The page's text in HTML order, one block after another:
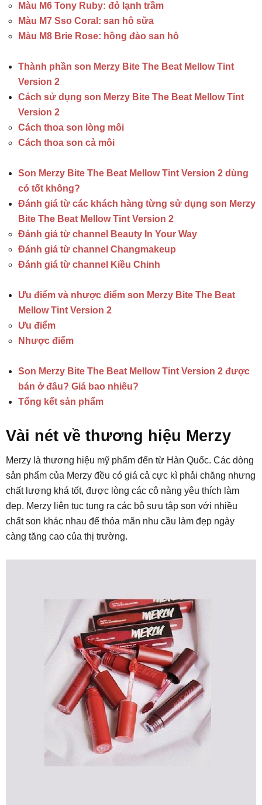
Màu M6 Tony Ruby: đỏ lạnh trầm
Màu M7 Sso Coral: san hô sữa
Màu M8 Brie Rose: hồng đào san hô
Thành phần son Merzy Bite The Beat Mellow Tint
Version 2
Cách sử dụng son Merzy Bite The Beat Mellow Tint
Version 2
Cách thoa son lòng môi
Cách thoa son cả môi
Son Merzy Bite The Beat Mellow Tint Version 2 dùng
có tốt không?
Đánh giá từ các khách hàng từng sử dụng son Merzy
Bite The Beat Mellow Tint Version 2
Đánh giá từ channel Beauty In Your Way
Đánh giá từ channel Changmakeup
Đánh giá từ channel Kiều Chinh
Ưu điểm và nhược điểm son Merzy Bite The Beat
Mellow Tint Version 2
Ưu điểm
Nhược điểm
Son Merzy Bite The Beat Mellow Tint Version 2 được
bán ở đâu? Giá bao nhiêu?
Tổng kết sản phẩm
Vài nét về thương hiệu Merzy
Merzy là thương hiệu mỹ phẩm đến từ Hàn Quốc. Các dòng
sản phẩm của Merzy đều có giá cả cực kì phải chăng nhưng
chất lượng khá tốt, được lòng các cô nàng yêu thích làm
đẹp. Merzy liên tục tung ra các bộ sưu tập son với nhiều
chất son khác nhau để thỏa mãn nhu cầu làm đẹp ngày
càng tăng cao của thị trường.